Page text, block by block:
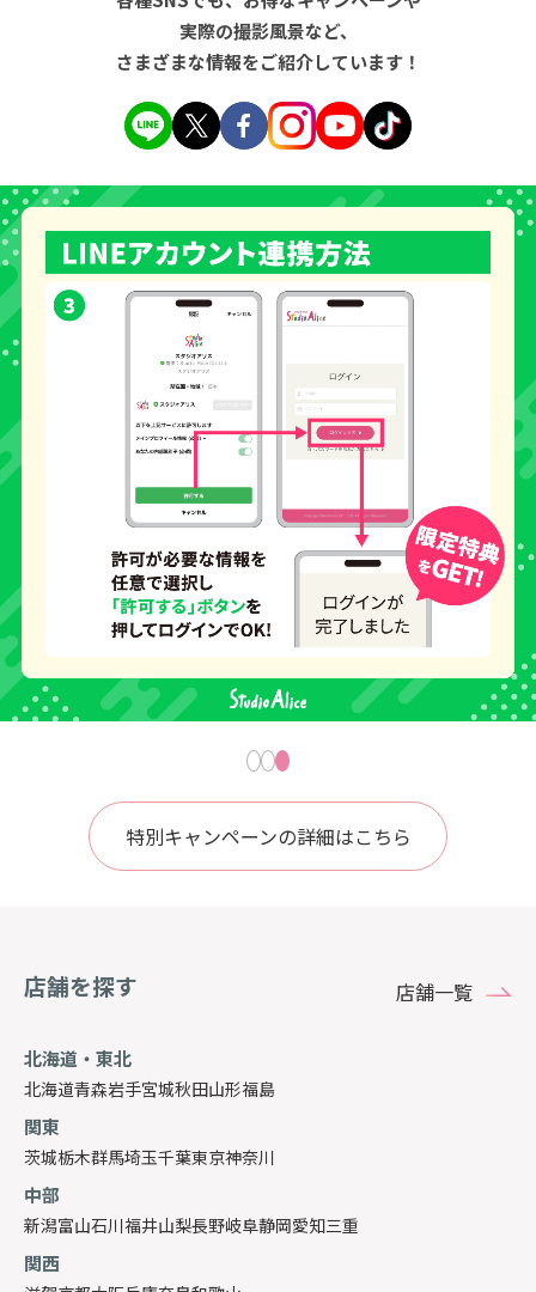
実際の撮影風景など、
さまざまな情報をご紹介しています！
特別キャンペーンの詳細はこちら
店舗を探す 店舗一覧
北海道・東北
北海道青森岩手宮城秋田山形福島
関東
茨城栃木群馬埼玉千葉東京神奈川
中部
新潟富山石川福井山梨長野岐阜静岡愛知三重
関西